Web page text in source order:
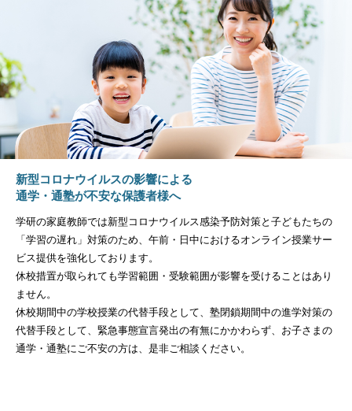
新型コロナウイルスの影響による
通学・通塾が不安な保護者様へ
学研の家庭教師では新型コロナウイルス感染予防対策と子どもたちの
「学習の遅れ」対策のため、午前・日中におけるオンライン授業サー
ビス提供を強化しております。
休校措置が取られても学習範囲・受験範囲が影響を受けることはあり
ません。
休校期間中の学校授業の代替手段として、塾閉鎖期間中の進学対策の
代替手段として、緊急事態宣言発出の有無にかかわらず、お子さまの
通学・通塾にご不安の方は、是非ご相談ください。